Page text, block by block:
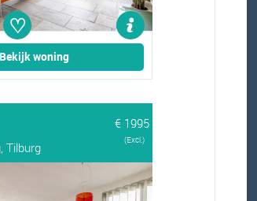
♡
Bekijk woning
€ 1995
Tilburg
(Excl.)